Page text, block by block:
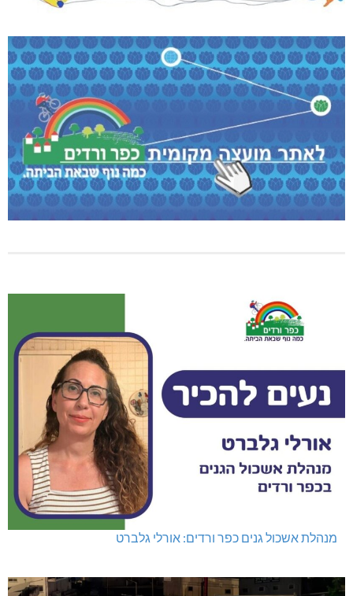
מנהלת אשכול גנים כפר ורדים: אורלי גלברט